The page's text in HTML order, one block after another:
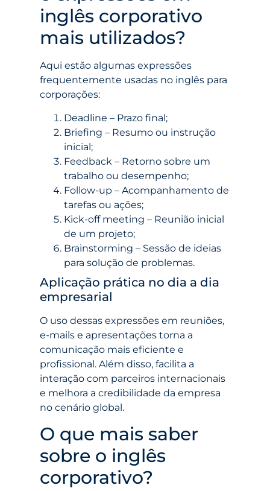
inglês corporativo
mais utilizados?
Aqui estão algumas expressões
frequentemente usadas no inglês para
corporações:
Deadline – Prazo final;
Briefing – Resumo ou instrução
inicial;
Feedback – Retorno sobre um
trabalho ou desempenho;
Follow-up – Acompanhamento de
tarefas ou ações;
Kick-off meeting – Reunião inicial
de um projeto;
Brainstorming – Sessão de ideias
para solução de problemas.
Aplicação prática no dia a dia
empresarial
O uso dessas expressões em reuniões,
e-mails e apresentações torna a
comunicação mais eficiente e
profissional. Além disso, facilita a
interação com parceiros internacionais
e melhora a credibilidade da empresa
no cenário global.
O que mais saber
sobre o inglês
corporativo?